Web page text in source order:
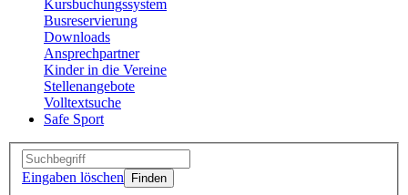
Kursbuchungssystem
Busreservierung
Downloads
Ansprechpartner
Kinder in die Vereine
Stellenangebote
Volltextsuche
Safe Sport
Eingaben löschen